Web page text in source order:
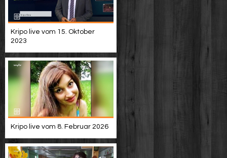
Kripo live vom 15. Oktober
2023
Kripo live vom 8. Februar 2026